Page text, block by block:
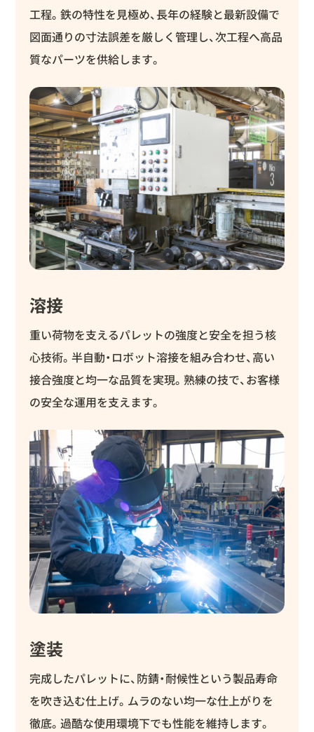
工程。鉄の特性を見極め、長年の経験と最新設備で
図面通りの寸法誤差を厳しく管理し、次工程へ高品
質なパーツを供給します。
溶接
重い荷物を支えるパレットの強度と安全を担う核
心技術。半自動・ロボット溶接を組み合わせ、高い
接合強度と均一な品質を実現。熟練の技で、お客様
の安全な運用を支えます。
塗装
完成したパレットに、防錆・耐候性という製品寿命
を吹き込む仕上げ。ムラのない均一な仕上がりを
徹底。過酷な使用環境下でも性能を維持します。